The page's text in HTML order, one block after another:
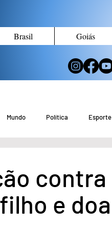
Brasil Goiás
Mundo Política Esporte
e